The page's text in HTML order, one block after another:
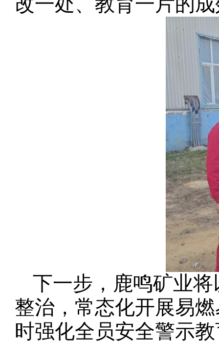
下一步，鹿鸣矿业
整治，常态化开展易
时强化全员安全警示